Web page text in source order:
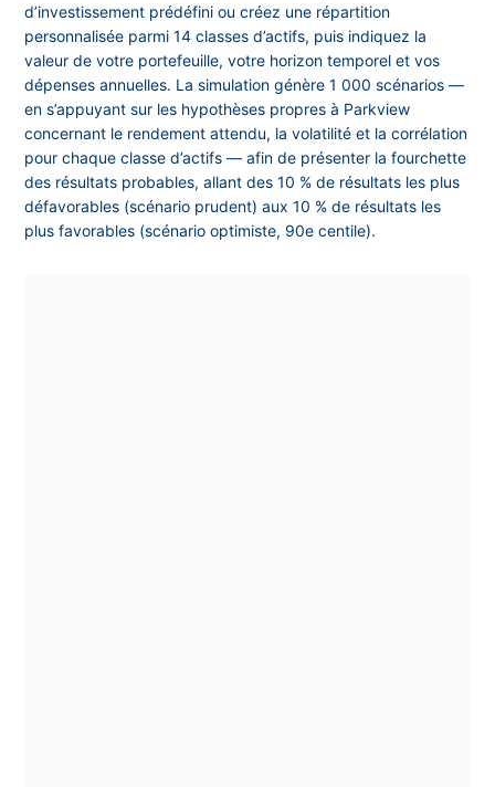
d’investissement prédéfini ou créez une répartition
personnalisée parmi 14 classes d’actifs, puis indiquez la
valeur de votre portefeuille, votre horizon temporel et vos
dépenses annuelles. La simulation génère 1 000 scénarios —
en s’appuyant sur les hypothèses propres à Parkview
concernant le rendement attendu, la volatilité et la corrélation
pour chaque classe d’actifs — afin de présenter la fourchette
des résultats probables, allant des 10 % de résultats les plus
défavorables (scénario prudent) aux 10 % de résultats les
plus favorables (scénario optimiste, 90e centile).